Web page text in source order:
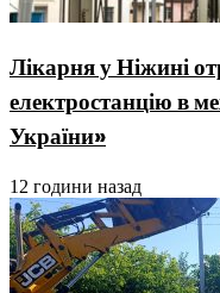
Лікарня у Ніжині
електростанцію в
України»
12 години назад